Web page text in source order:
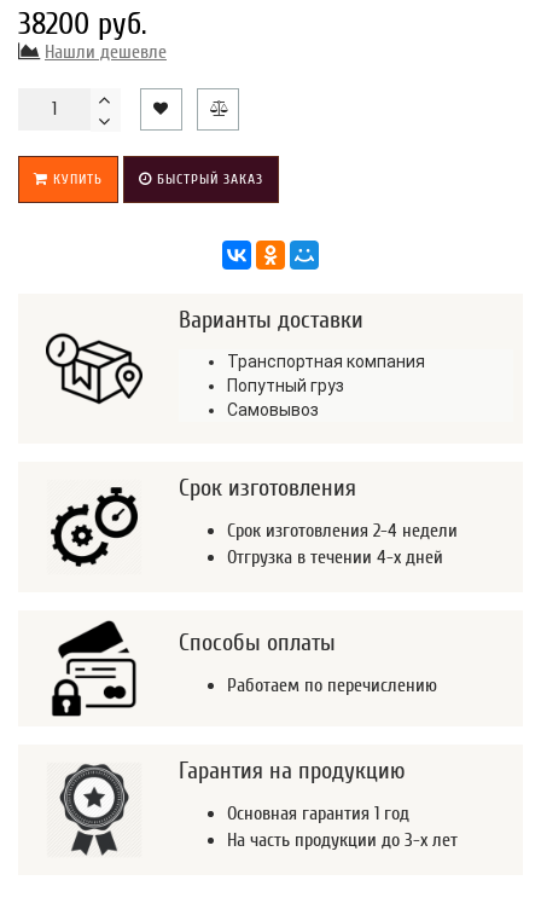
38200 руб.
Нашли дешевле
КУПИТЬ БЫСТРЫЙ ЗАКАЗ
Варианты доставки
Транспортная компания
Попутный груз
Самовывоз
Срок изготовления
Срок изготовления 2-4 недели
Отгрузка в течении 4-х дней
Способы оплаты
Работаем по перечислению
Гарантия на продукцию
Основная гарантия 1 год
На часть продукции до 3-х лет